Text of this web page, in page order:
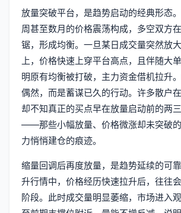
放量突破平台，是趋势启动的经典形态
周甚至数月的价格震荡构成，多空双方
锯，形成均衡。一旦某日成交量突然放
上，价格快速上穿平台高点，且伴随大
明原有均衡被打破，主力资金借机拉升
偶然，而是蓄谋已久的行动。许多散户在
却不知真正的买点早在放量启动前的两
——那些小幅放量、价格微涨却未突破的
力悄悄建仓的痕迹。
缩量回调后再度放量，是趋势延续的可
升行情中，价格经历快速拉升后，往往
阶段。此时成交量明显萎缩，市场进入